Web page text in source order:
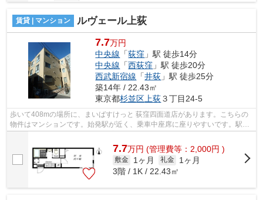
賃貸 | マンション ルヴェール上荻
7.7万円
中央線 「荻窪 」駅 徒歩14分
中央線 「西荻窪 」駅 徒歩20分
西武新宿線 「井荻 」駅 徒歩25分
築14年 / 22.43㎡
東京都杉並区 上荻３丁目24-5
歩いて408mの場所に、まいばすけっと 荻窪四面道店があります。こちらの
物件はマンションです。始発駅が近く、乗車中座席に座りやすいです。駅ま
7.7万円 (管理費等：2,000円 )
敷金 1ヶ月 礼金
1ヶ月
3階 / 1K / 22.43㎡